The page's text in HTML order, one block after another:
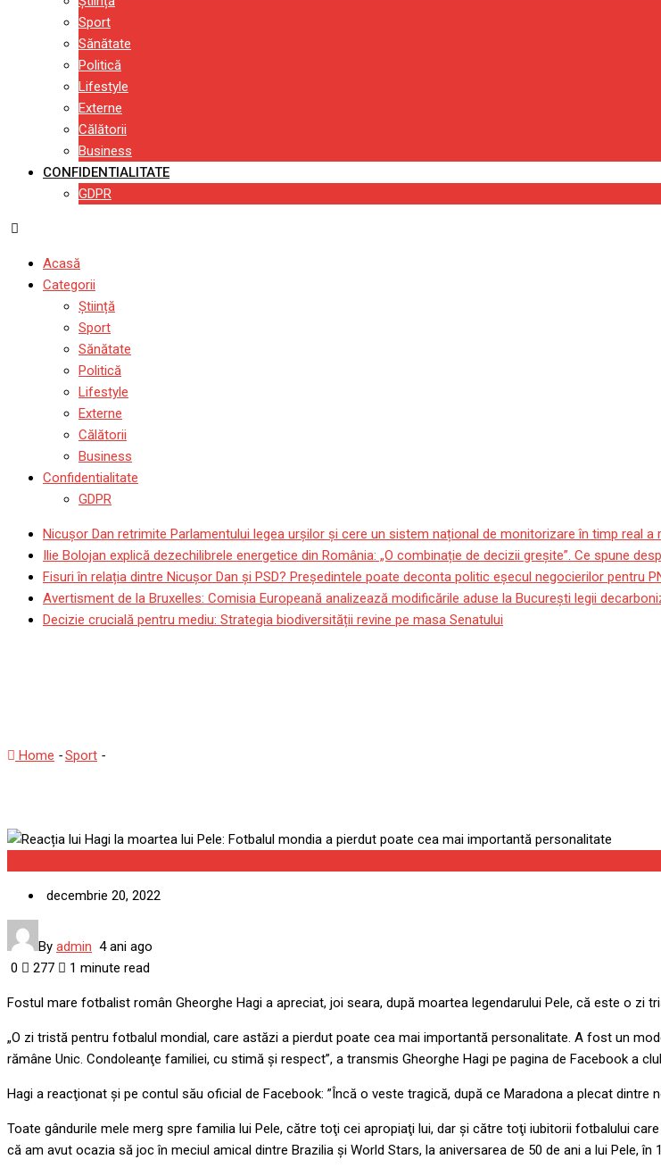
Sport
Sănătate
Politică
Lifestyle
Externe
Călătorii
Business
CONFIDENTIALITATE
GDPR
Acasă
Categorii
Știință
Sport
Sănătate
Politică
Lifestyle
Externe
Călătorii
Business
Confidentialitate
GDPR
Nicușor Dan retrimite Parlamentului legea urșilor și cere un sistem național de monitorizare în timp real a
Ilie Bolojan explică dezechilibrele energetice din România: „O combinație de decizii greșite”. Ce spune
Fisuri în relația dintre Nicușor Dan și PSD? Președintele poate deconta politic eșecul negocierilor pentru
Avertisment de la Bruxelles: Comisia Europeană analizează modificările aduse la București legii
Decizie crucială pentru mediu: Strategia biodiversității revine pe masa Senatului
Home -Sport -
decembrie 20, 2022
By admin 4 ani ago
0
277 1 minute read
Fostul mare fotbalist român Gheorghe Hagi a apreciat, joi seara, după moartea legendarului Pele, că este o zi
„O zi tristă pentru fotbalul mondial, care astăzi a pierdut poate cea mai importantă personalitate. A fost un
rămâne Unic. Condoleanţe familiei, cu stimă şi respect”, a transmis Gheorghe Hagi pe pagina de Facebook a
Hagi a reacţionat şi pe contul său oficial de Facebook: ”Încă o veste tragică, după ce Maradona a plecat dintre
Toate gândurile mele merg spre familia lui Pele, către toţi cei apropiaţi lui, dar şi către toţi iubitorii fotbalului
că am avut ocazia să joc în meciul amical dintre Brazilia şi World Stars, la aniversarea de 50 de ani a lui Pele, în